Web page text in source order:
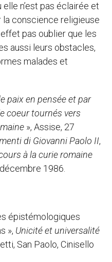
n’est pas éclairée et
la conscience religieuse
pas oublier que les
aussi leurs obstacles,
malades et
paix en pensée et par
coeur tournés vers
», Assise, 27
di Giovanni Paolo II,
à la curie romaine
1986.
épistémologiques
», Unicité et universalité
San Paolo, Cinisello